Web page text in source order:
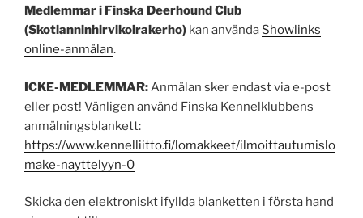
Medlemmar i Finska Deerhound Club
(Skotlanninhirvikoirakerho) kan använda Showlinks
online-anmälan.
ICKE-MEDLEMMAR:Anmälan sker endast via e-post
eller post! Vänligen använd Finska Kennelklubbens
anmälningsblankett:
https://www.kennelliitto.fi/lomakkeet/ilmoittautumislo
make-nayttelyyn-0
Skicka den elektroniskt ifyllda blanketten i första hand